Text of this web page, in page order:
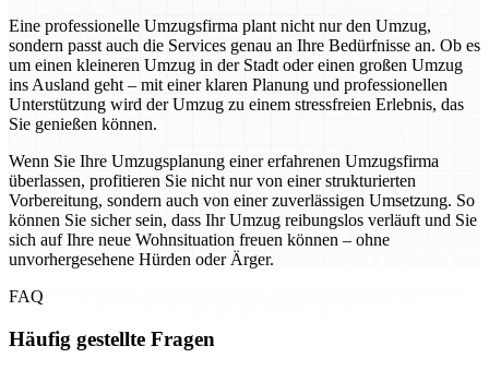
Eine professionelle Umzugsfirma plant nicht nur den Umzug,
sondern passt auch die Services genau an Ihre Bedürfnisse an. Ob es
um einen kleineren Umzug in der Stadt oder einen großen Umzug
ins Ausland geht – mit einer klaren Planung und professionellen
Unterstützung wird der Umzug zu einem stressfreien Erlebnis, das
Sie genießen können.
Wenn Sie Ihre Umzugsplanung einer erfahrenen Umzugsfirma
überlassen, profitieren Sie nicht nur von einer strukturierten
Vorbereitung, sondern auch von einer zuverlässigen Umsetzung. So
können Sie sicher sein, dass Ihr Umzug reibungslos verläuft und Sie
sich auf Ihre neue Wohnsituation freuen können – ohne
unvorhergesehene Hürden oder Ärger.
FAQ
Häufig gestellte Fragen